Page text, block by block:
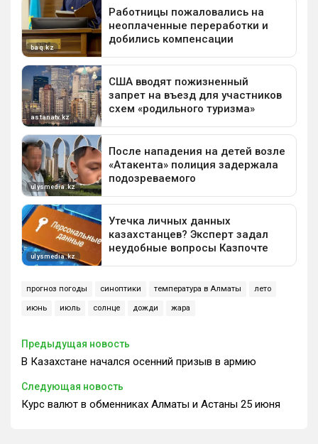
прогноз погоды синоптики температура в Алматы лето
июнь июль солнце дожди жара
Предыдущая новость
В Казахстане начался осенний призыв в армию
Следующая новость
Курс валют в обменниках Алматы и Астаны 25 июня